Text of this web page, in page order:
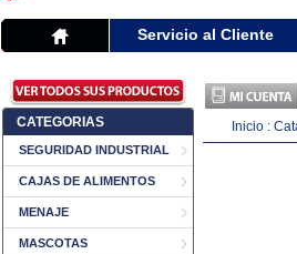
Servicio al Cliente
CATEGORIAS
SEGURIDAD INDUSTRIAL
CAJAS DE ALIMENTOS
MENAJE
MASCOTAS
Inicio :